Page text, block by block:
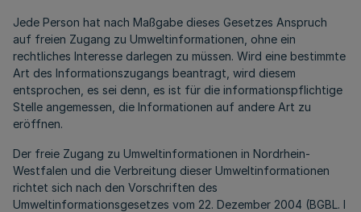
Jede Person hat nach Maßgabe dieses Gesetzes Anspruch
auf freien Zugang zu Umweltinformationen, ohne ein
rechtliches Interesse darlegen zu müssen. Wird eine bestimmte
Art des Informationszugangs beantragt, wird diesem
entsprochen, es sei denn, es ist für die informationspflichtige
Stelle angemessen, die Informationen auf andere Art zu
eröffnen.
Der freie Zugang zu Umweltinformationen in Nordrhein-
Westfalen und die Verbreitung dieser Umweltinformationen
richtet sich nach den Vorschriften des
Umweltinformationsgesetzes vom 22. Dezember 2004 (BGBL. I